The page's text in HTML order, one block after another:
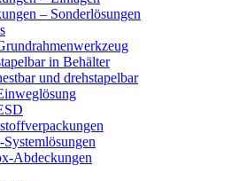
– Sonderlösungen
in Behälter
und drehstapelbar
Systemlösungen
Abdeckungen